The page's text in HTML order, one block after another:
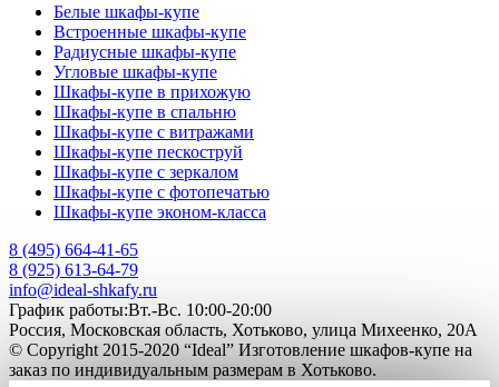
Белые шкафы-купе
Встроенные шкафы-купе
Радиусные шкафы-купе
Угловые шкафы-купе
Шкафы-купе в прихожую
Шкафы-купе в спальню
Шкафы-купе с витражами
Шкафы-купе пескоструй
Шкафы-купе с зеркалом
Шкафы-купе с фотопечатью
Шкафы-купе эконом-класса
8 (495) 664-41-65
8 (925) 613-64-79
info@ideal-shkafy.ru
График работы:Вт.-Вс. 10:00-20:00
Россия, Московская область, Хотьково, улица Михеенко, 20А
© Copyright 2015-2020 “Ideal” Изготовление шкафов-купе на
заказ по индивидуальным размерам в Хотьково.